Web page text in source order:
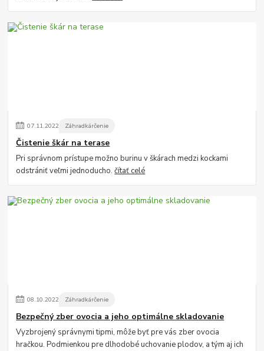
07.11.2022 Záhradkárčenie
Čistenie škár na terase
Pri správnom prístupe možno burinu v škárach medzi kockami
odstrániť veľmi jednoducho.čítať celé
08.10.2022 Záhradkárčenie
Bezpečný zber ovocia a jeho optimálne skladovanie
Vyzbrojený správnymi tipmi, môže byť pre vás zber ovocia
hračkou. Podmienkou pre dlhodobé uchovanie plodov, a tým aj ich